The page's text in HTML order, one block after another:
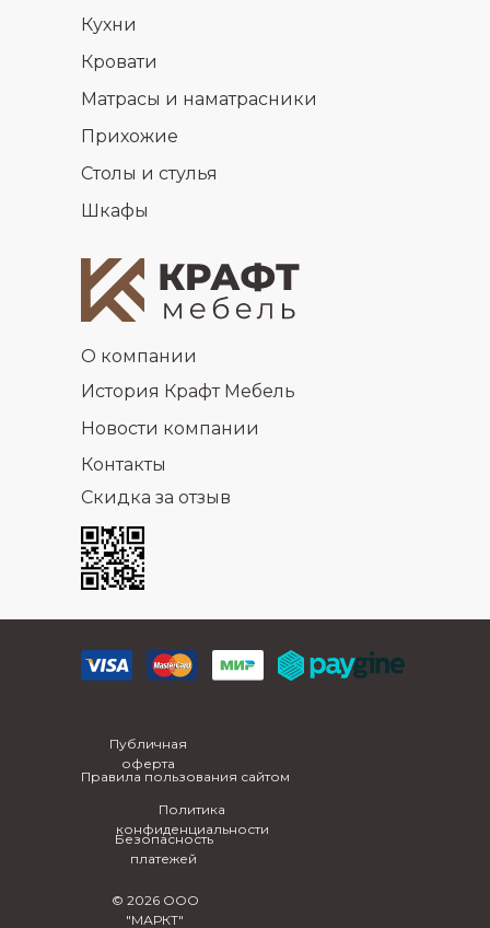
Кухни
Кровати
Матрасы и наматрасники
Прихожие
Столы и стулья
Шкафы
О компании
История Крафт Мебель
Новости компании
Контакты
Скидка за отзыв
Публичная
оферта
Правила пользования сайтом
Политика
конфиденциальности
Безопасность
платежей
© 2026 ООО
"МАРКТ"